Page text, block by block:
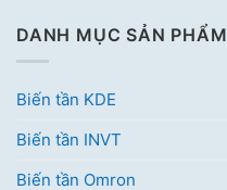
DANH MỤC SẢN PHẨM
Biến tần KDE
Biến tần INVT
Biến tần Omron